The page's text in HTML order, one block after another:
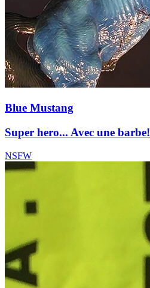
Blue Mustang
Super hero... Avec une barbe!
NSFW